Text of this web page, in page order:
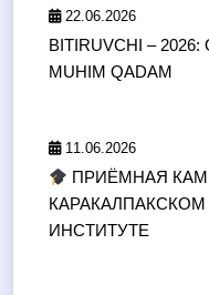
22.06.2026
BITIRUVCHI – 2026:
MUHIM QADAM
11.06.2026
ПРИЁМНАЯ
ИНСТИТУТЕ